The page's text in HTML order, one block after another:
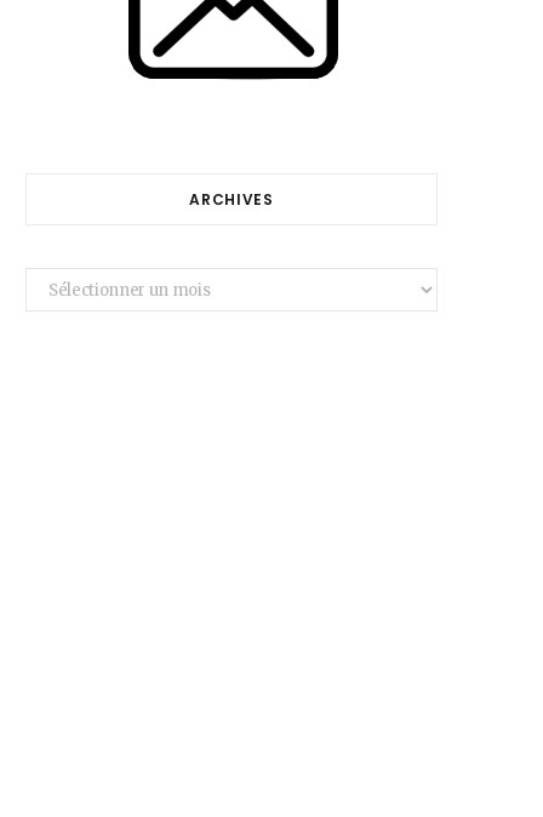
ARCHIVES
Archives